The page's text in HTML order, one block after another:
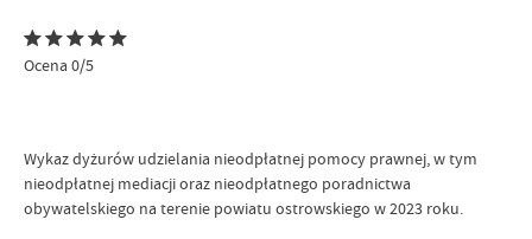
Ocena 0/5
Wykaz dyżurów udzielania nieodpłatnej pomocy prawnej, w tym
nieodpłatnej mediacji oraz nieodpłatnego poradnictwa
obywatelskiego na terenie powiatu ostrowskiego w 2023 roku.